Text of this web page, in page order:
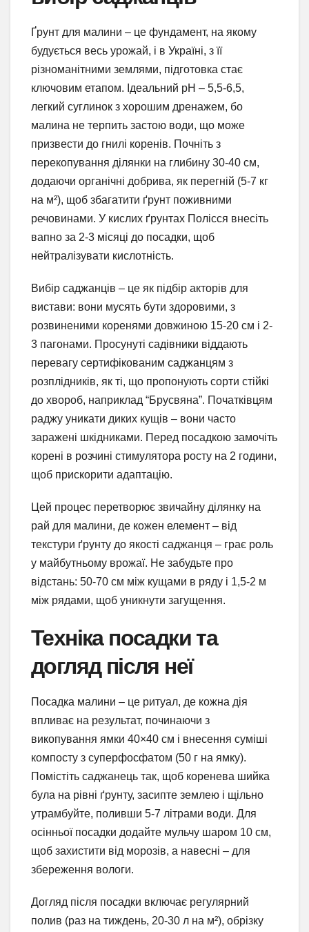
Ґрунт для малини – це фундамент, на якому
будується весь урожай, і в Україні, з її
різноманітними землями, підготовка стає
ключовим етапом. Ідеальний pH – 5,5-6,5,
легкий суглинок з хорошим дренажем, бо
малина не терпить застою води, що може
призвести до гнилі коренів. Почніть з
перекопування ділянки на глибину 30-40 см,
додаючи органічні добрива, як перегній (5-7 кг
на м²), щоб збагатити ґрунт поживними
речовинами. У кислих ґрунтах Полісся внесіть
вапно за 2-3 місяці до посадки, щоб
нейтралізувати кислотність.
Вибір саджанців – це як підбір акторів для
вистави: вони мусять бути здоровими, з
розвиненими коренями довжиною 15-20 см і 2-
3 пагонами. Просунуті садівники віддають
перевагу сертифікованим саджанцям з
розплідників, як ті, що пропонують сорти стійкі
до хвороб, наприклад “Брусвяна”. Початківцям
раджу уникати диких кущів – вони часто
заражені шкідниками. Перед посадкою замочіть
корені в розчині стимулятора росту на 2 години,
щоб прискорити адаптацію.
Цей процес перетворює звичайну ділянку на
рай для малини, де кожен елемент – від
текстури ґрунту до якості саджанця – грає роль
у майбутньому врожаї. Не забудьте про
відстань: 50-70 см між кущами в ряду і 1,5-2 м
між рядами, щоб уникнути загущення.
Техніка посадки та
догляд після неї
Посадка малини – це ритуал, де кожна дія
впливає на результат, починаючи з
викопування ямки 40×40 см і внесення суміші
компосту з суперфосфатом (50 г на ямку).
Помістіть саджанець так, щоб коренева шийка
була на рівні ґрунту, засипте землею і щільно
утрамбуйте, поливши 5-7 літрами води. Для
осінньої посадки додайте мульчу шаром 10 см,
щоб захистити від морозів, а навесні – для
збереження вологи.
Догляд після посадки включає регулярний
полив (раз на тиждень, 20-30 л на м²), обрізку